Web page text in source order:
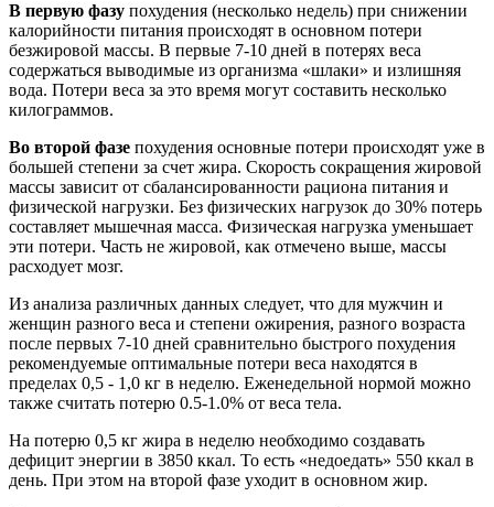
В первую фазу похудения (несколько недель) при снижении
калорийности питания происходят в основном потери
безжировой массы. В первые 7-10 дней в потерях веса
содержаться выводимые из организма «шлаки» и излишняя
вода. Потери веса за это время могут составить несколько
килограммов.
Во второй фазе похудения основные потери происходят уже в
большей степени за счет жира. Скорость сокращения жировой
массы зависит от сбалансированности рациона питания и
физической нагрузки. Без физических нагрузок до 30% потерь
составляет мышечная масса. Физическая нагрузка уменьшает
эти потери. Часть не жировой, как отмечено выше, массы
расходует мозг.
Из анализа различных данных следует, что для мужчин и
женщин разного веса и степени ожирения, разного возраста
после первых 7-10 дней сравнитель­но быстрого похудения
рекомендуемые оптимальные потери веса находятся в
пределах 0,5 - 1,0 кг в неделю. Еженедельной нормой можно
также считать потерю 0.5-1.0% от веса тела.
На потерю 0,5 кг жира в неделю необходимо создавать
дефицит энергии в 3850 ккал. То есть «недоедать» 550 ккал в
день. При этом на второй фазе уходит в основном жир.